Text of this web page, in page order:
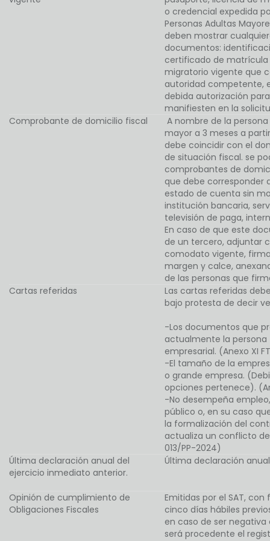
o credencial expedida
Personas Adultas
deben mostrar
documentos:
certificado de
migratorio vigente que
autoridad competente,
debida autorización
manifiesten en la
Comprobante de domicilio fiscal
A nombre de la
mayor a 3 meses a
debe coincidir con el
de situación fiscal. se
comprobantes de
que debe corresponder
estado de cuenta sin
institución bancaria,
televisión de paga,
En caso de que este
de un tercero, adjuntar
comodato vigente,
margen y calce,
de las personas que
Cartas referidas
Las cartas referidas
bajo protesta de decir
-Los documentos que
actualmente la
empresarial. (Anexo XI
-El tamaño de la
o grande empresa.
opciones pertenece).
-No desempeña
público o, en su caso
la formalización del
actualiza un conflicto de
013/PP-2024)
Última declaración anual del
ejercicio inmediato anterior.
Última declaración
Opinión de cumplimiento de
Obligaciones Fiscales
Emitidas por el SAT,
cinco días hábiles
en caso de ser negativa
será procedente el